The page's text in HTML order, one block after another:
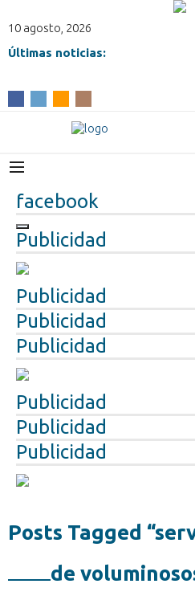
10 agosto, 2026
Últimas noticias:
facebook
Publicidad
Publicidad
Publicidad
Publicidad
Publicidad
Publicidad
Publicidad
Posts Tagged
de